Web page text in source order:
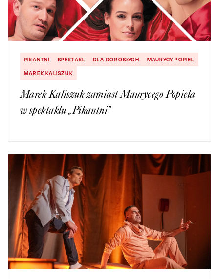
PIKANTNI SPEKTAKL DLA DOROSŁYCH
MAURYCY POPIEL
MAREK KALISZUK
Marek Kaliszuk zamiast Maurycego Popiela
w spektaklu „Pikantni”